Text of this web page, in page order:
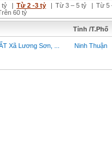
tỷ | Từ 2 -3 tỷ | Từ 3 – 5 tỷ | Từ 5
60 tỷ
Tỉnh /T.Phố
Xã Lương Sơn, ... Ninh Thuận